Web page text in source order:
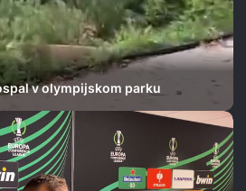
v olympijskom parku